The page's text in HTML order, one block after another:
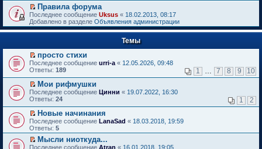
й
т
и
к
п
в
о
м
у
н
е
п
р
о
ч
и
т
а
н
П
е
р
е
т
и
к
п
р
в
о
м
у
н
е
п
р
о
Правила форума
Последнее сообщение Uksus « 18.02.2013, 08:17
Добавлено в разделе Объявления администрации
Темы
П
е
е
й
т
и
к
п
е
р
в
о
просто стихи
Последнее сообщение urri-a « 12.05.2026, 09:48
Ответы: 189 1 7 8 9 10
П
е
е
й
т
и
п
Мои рифмушки
Последнее сообщение Цинни « 19.07.2022, 16:30
Ответы: 24 1 2
П
е
р
е
й
Новые начинания
Последнее сообщение LanaSad « 18.03.2018, 19:59
Ответы: 5
П
Мысли ниоткуда...
Последнее сообщение Atran « 16.01.2018, 19:05